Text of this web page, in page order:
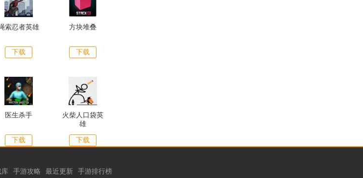
索忍者英雄
下载
方块堆叠
下载
医生杀手
下载
火柴人口袋英
雄
下载
库 手游攻略 最近更新 手游排行榜